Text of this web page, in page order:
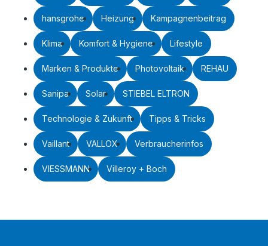
hansgrohe Heizung Kampagnenbeitrag
Klima Komfort & Hygiene Lifestyle
Marken & Produkte Photovoltaik REHAU
Sanipa Solar STIEBEL ELTRON
Technologie & Zukunft Tipps & Tricks
Vaillant VALLOX Verbraucherinfos
VIESSMANN Villeroy + Boch